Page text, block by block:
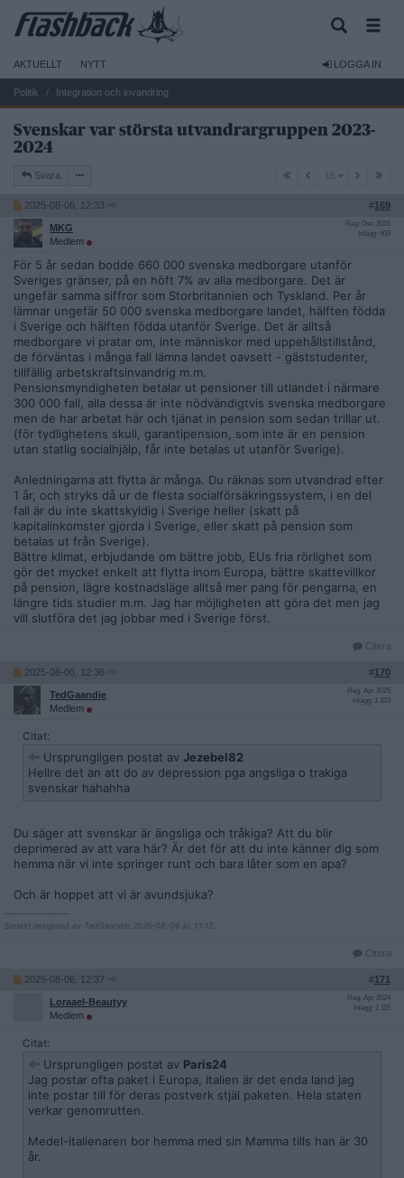
AKTUELLT NYTT LOGGA IN
Politik Integration och invandring
Svenskar var största utvandrargruppen 2023-
2024
Svara 15
2025-08-06, 12:33 #169
MKG
Medlem
Reg: Dec 2015
Inlägg: 609
För 5 år sedan bodde 660 000 svenska medborgare utanför
Sveriges gränser, på en höft 7% av alla medborgare. Det är
ungefär samma siffror som Storbritannien och Tyskland. Per år
lämnar ungefär 50 000 svenska medborgare landet, hälften födda
i Sverige och hälften födda utanför Sverige. Det är alltså
medborgare vi pratar om, inte människor med uppehållstillstånd,
de förväntas i många fall lämna landet oavsett - gäststudenter,
tillfällig arbetskraftsinvandrig m.m.
Pensionsmyndigheten betalar ut pensioner till utlandet i närmare
300 000 fall, alla dessa är inte nödvändigtvis svenska medborgare
men de har arbetat här och tjänat in pension som sedan trillar ut.
(för tydlighetens skull, garantipension, som inte är en pension
utan statlig socialhjälp, får inte betalas ut utanför Sverige).
Anledningarna att flytta är många. Du räknas som utvandrad efter
1 år, och stryks då ur de flesta socialförsäkringssystem, i en del
fall är du inte skattskyldig i Sverige heller (skatt på
kapitalinkomster gjorda i Sverige, eller skatt på pension som
betalas ut från Sverige).
Bättre klimat, erbjudande om bättre jobb, EUs fria rörlighet som
gör det mycket enkelt att flytta inom Europa, bättre skattevillkor
på pension, lägre kostnadsläge alltså mer pang för pengarna, en
längre tids studier m.m. Jag har möjligheten att göra det men jag
vill slutföra det jag jobbar med i Sverige först.
Citera
2025-08-06, 12:36 #170
TedGaandie
Medlem
Reg: Apr 2025
Inlägg: 1 323
Citat:
Ursprungligen postat av Jezebel82
Hellre det an att do av depression pga angsliga o trakiga
svenskar hahahha
Du säger att svenskar är ängsliga och tråkiga? Att du blir
deprimerad av att vara här? Är det för att du inte känner dig som
hemma när vi inte springer runt och bara låter som en apa?
Och är hoppet att vi är avundsjuka?
Senast redigerad av TedGaandie 2025-08-06 kl. 13:12.
Citera
2025-08-06, 12:37 #171
Loraael-Beautyy
Medlem
Reg: Apr 2024
Inlägg: 1 115
Citat:
Ursprungligen postat av Paris24
Jag postar ofta paket i Europa, Italien är det enda land jag
inte postar till för deras postverk stjäl paketen. Hela staten
verkar genomrutten.
Medel-italienaren bor hemma med sin Mamma tills han är 30
år.